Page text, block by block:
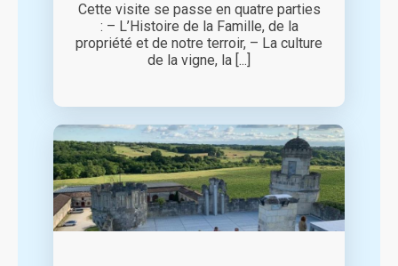
Cette visite se passe en quatre parties
: – L’Histoire de la Famille, de la
propriété et de notre terroir, – La culture
de la vigne, la [...]